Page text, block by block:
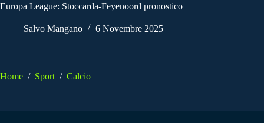
Europa League: Stoccarda-Feyenoord pronostico
Salvo Mangano 6 Novembre 2025
Home / Sport / Calcio